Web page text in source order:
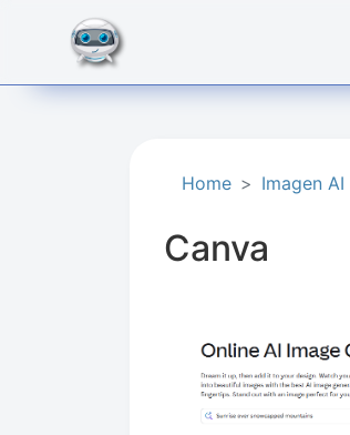
Home Imagen AI
Canva